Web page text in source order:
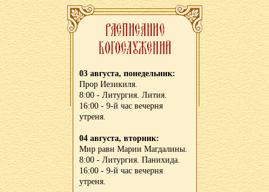
03 августа, понедельник:
Прор Иезикиля.
8:00 - Литургия. Лития.
16:00 - 9-й час вечерня
утреня.
04 августа, вторник:
Мир равн Марии Магдалины.
8:00 - Литургия. Панихида.
16:00 - 9-й час вечерня
утреня.